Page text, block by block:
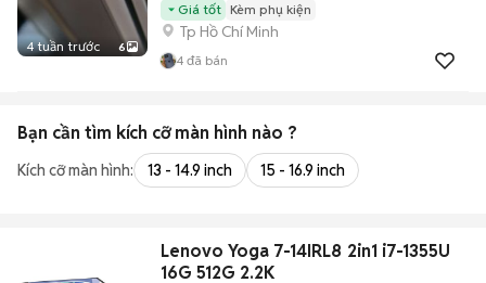
4 tuần trước 6
Giá tốt Kèm phụ kiện
Tp Hồ Chí Minh
4 đã bán
Bạn cần tìm kích cỡ màn hình nào ?
Kích cỡ màn hình: 13 - 14.9 inch 15 - 16.9 inch
Lenovo Yoga 7-14IRL8 2in1 i7-1355U
16G 512G 2.2K